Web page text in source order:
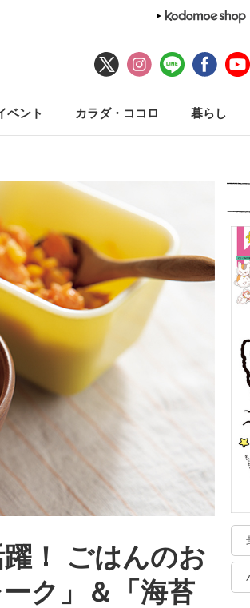
ベント カラダ・ココロ 暮らし
！ ごはんのお
ク」＆「海苔